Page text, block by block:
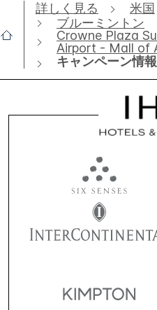
詳しく見る 米国
ブルーミントン
Crowne Plaza
Airport - Mall of
キャンペーン情報